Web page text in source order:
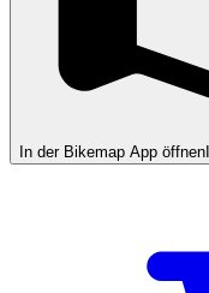
In der Bikemap App öffnen